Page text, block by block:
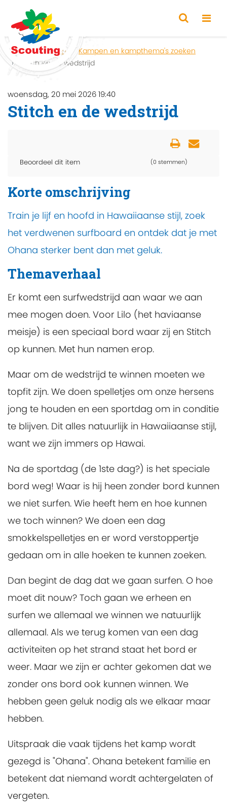
Home Zoeken
Kampen en kampthema's zoeken
Stitch en de wedstrijd
woensdag, 20 mei 2026 19:40
Stitch en de wedstrijd
Beoordeel dit item (0 stemmen)
Korte omschrijving
Train je lijf en hoofd in Hawaiiaanse stijl, zoek
het verdwenen surfboard en ontdek dat je met
Ohana sterker bent dan met geluk.
Themaverhaal
Er komt een surfwedstrijd aan waar we aan
mee mogen doen. Voor Lilo (het haviaanse
meisje) is een speciaal bord waar zij en Stitch
op kunnen. Met hun namen erop.
Maar om de wedstrijd te winnen moeten we
topfit zijn. We doen spelletjes om onze hersens
jong te houden en een sportdag om in conditie
te blijven. Dit alles natuurlijk in Hawaiiaanse stijl,
want we zijn immers op Hawai.
Na de sportdag (de 1ste dag?) is het speciale
bord weg! Waar is hij heen zonder bord kunnen
we niet surfen. Wie heeft hem en hoe kunnen
we toch winnen? We doen een dag
smokkelspelletjes en er word verstoppertje
gedaan om in alle hoeken te kunnen zoeken.
Dan begint de dag dat we gaan surfen. O hoe
moet dit nouw? Toch gaan we erheen en
surfen we allemaal we winnen we natuurlijk
allemaal. Als we terug komen van een dag
activiteiten op het strand staat het bord er
weer. Maar we zijn er achter gekomen dat we
zonder ons bord ook kunnen winnen. We
hebben geen geluk nodig als we elkaar maar
hebben.
Uitspraak die vaak tijdens het kamp wordt
gezegd is "Ohana". Ohana betekent familie en
betekent dat niemand wordt achtergelaten of
vergeten.